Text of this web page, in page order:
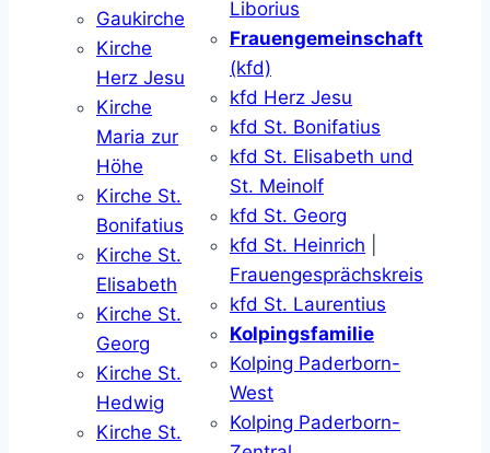
Gaukirche
Kirche
Herz Jesu
Kirche
Maria zur
Höhe
Kirche St.
Bonifatius
Kirche St.
Elisabeth
Kirche St.
Georg
Kirche St.
Hedwig
Kirche St.
Liborius
Frauengemeinschaft
(kfd)
kfd Herz Jesu
kfd St. Bonifatius
kfd St. Elisabeth und
St. Meinolf
kfd St. Georg
kfd St. Heinrich
Frauengesprächskreis
kfd St. Laurentius
Kolpingsfamilie
Kolping Paderborn-
West
Kolping Paderborn-